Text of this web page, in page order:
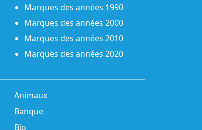
Marques des années 1990
Marques des années 2000
Marques des années 2010
Marques des années 2020
Animaux
Banque
Bio